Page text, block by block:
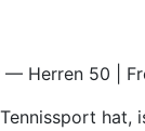
— Herren 50 |
hat,